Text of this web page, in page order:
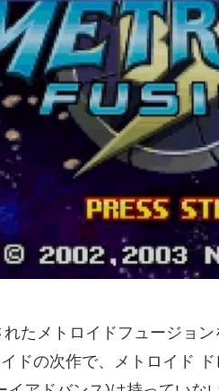
たメトロイドフュージョ
ドの次作で、メトロイド